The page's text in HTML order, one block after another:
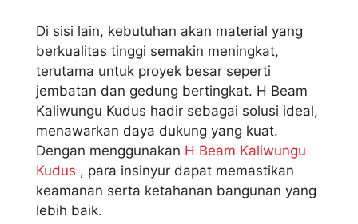
Di sisi lain, kebutuhan akan material yang
berkualitas tinggi semakin meningkat,
terutama untuk proyek besar seperti
jembatan dan gedung bertingkat. H Beam
Kaliwungu Kudus hadir sebagai solusi ideal,
menawarkan daya dukung yang kuat.
Dengan menggunakan H Beam Kaliwungu
Kudus , para insinyur dapat memastikan
keamanan serta ketahanan bangunan yang
lebih baik.